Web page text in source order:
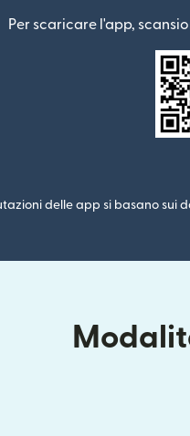
Per scaricare l'app,
delle app si basano sui